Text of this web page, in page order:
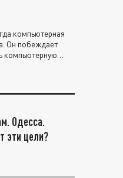
компьютерная
Он побеждает
компьютерную
Одесса.
эти цели?